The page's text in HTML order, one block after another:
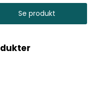
Se produkt